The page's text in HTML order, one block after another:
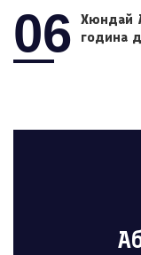
06
Хюндай
година